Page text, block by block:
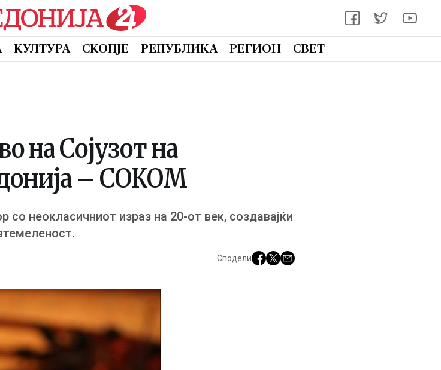
КУЛТУРА СКОПЈЕ РЕПУБЛИКА РЕГИОН СВЕТ
на Сојузот на
– СОКОМ
неокласичниот израз на 20-от век, создавајќи
Сподели